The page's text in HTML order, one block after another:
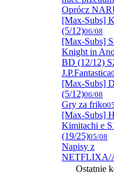
Oprócz
[Max-Subs]
(5/12)06/08
[Max-Subs]
Knight in
BD (12/12)
J.P.Fantastica
[Max-Subs]
(5/12)06/08
Gry za friko
[Max-Subs]
Kimitachi e
(19/25)05/08
Napisy z
NETFLIXA/
Ostatnie